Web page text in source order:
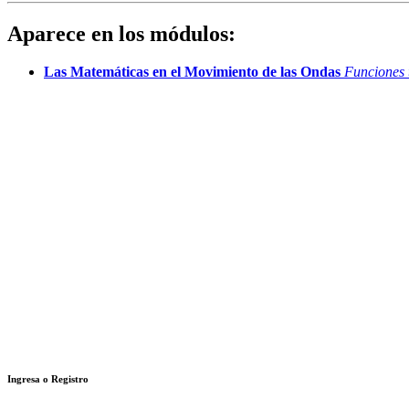
Aparece en los módulos:
Las Matemáticas en el Movimiento de las Ondas Funciones
Ingresa o Registro